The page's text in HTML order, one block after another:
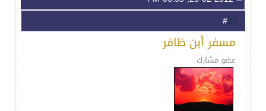
20
مسفر أبن ظافر
عضو مشارك